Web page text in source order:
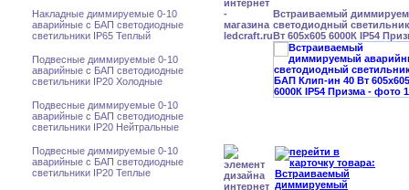
Накладные диммируемые 0-10
аварийные с БАП светодиодные
светильники IP65 Теплый
Подвесные диммируемые 0-10
аварийные с БАП светодиодные
светильники IP20 Холодные
Подвесные диммируемые 0-10
аварийные с БАП светодиодные
светильники IP20 Нейтральные
Подвесные диммируемые 0-10
аварийные с БАП светодиодные
светильники IP20 Теплые
Встраиваемый
светодиодный
Вт 605x605 6000К IP54